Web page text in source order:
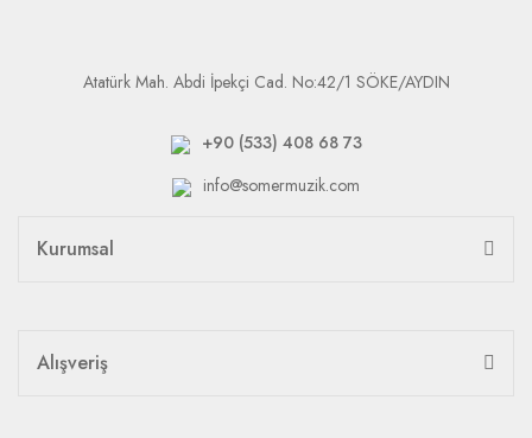
Atatürk Mah. Abdi İpekçi Cad. No:42/1 SÖKE/AYDIN
+90 (533) 408 68 73
info@somermuzik.com
Kurumsal
Alışveriş